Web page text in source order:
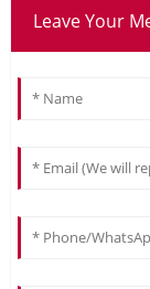
Leave Your